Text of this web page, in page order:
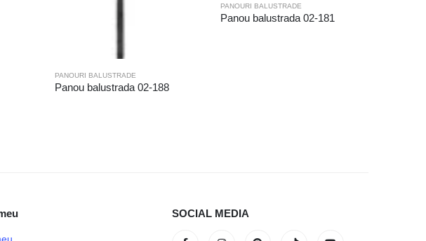
PANOURI BALUSTRADE
Panou balustrada 02-188
PANOURI BALUSTRADE
Panou balustrada 02-181
SOCIAL MEDIA